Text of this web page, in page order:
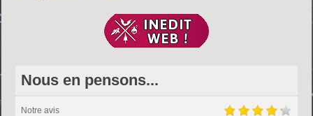
Nous en pensons...
Notre avis